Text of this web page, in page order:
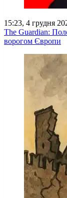
15:23, 4 грудня
The Guardian:
ворогом Європи